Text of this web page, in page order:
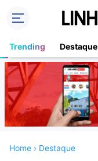
Trending Destaque
Home › Destaque